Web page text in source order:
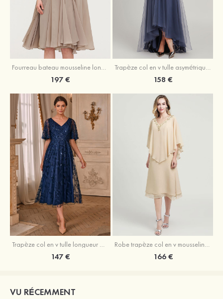
Fourreau bateau mousseline longueur genou robe de mère de la mariée avec appliqué plissé veste
197 €
Trapèze col en v tulle asymétrique robe de mère de la mariée
158 €
Trapèze col en v tulle longueur mollet robe de mère de la mariée avec appliqué paillettes ceinture
147 €
Robe trapèze col en v mousseline longueur mollet robe de mère de la mariée avec perle
166 €
VU RÉCEMMENT